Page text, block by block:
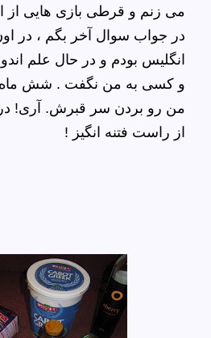
می زنم و قرطی بازی هایی
در جواب سوال آخر بگم ، در
انگلیس بودم و در حال علم
و کسی به من نگفت . شش ماه
من رو بردن سر قبرش. آری!
از راست فتنه انگیز !